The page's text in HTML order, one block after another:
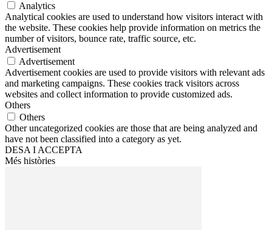
Analytics
Analytical cookies are used to understand how visitors interact with
the website. These cookies help provide information on metrics the
number of visitors, bounce rate, traffic source, etc.
Advertisement
Advertisement
Advertisement cookies are used to provide visitors with relevant ads
and marketing campaigns. These cookies track visitors across
websites and collect information to provide customized ads.
Others
Others
Other uncategorized cookies are those that are being analyzed and
have not been classified into a category as yet.
DESA I ACCEPTA
Més històries